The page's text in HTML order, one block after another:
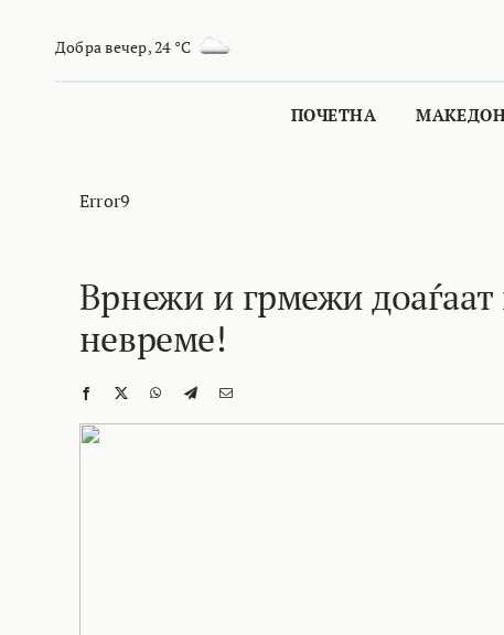
Добра вечер,24 °C
ПОЧЕТНА
Error9
Врнежи и грмежи
невреме!